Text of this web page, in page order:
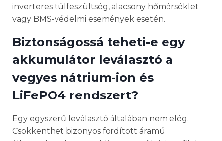
inverteres túlfeszültség, alacsony hőmérséklet
vagy BMS-védelmi események esetén.
Biztonságossá teheti-e egy
akkumulátor leválasztó a
vegyes nátrium-ion és
LiFePO4 rendszert?
Egy egyszerű leválasztó általában nem elég.
Csökkenthet bizonyos fordított áramú